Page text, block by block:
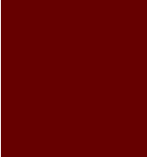
ランの一覧